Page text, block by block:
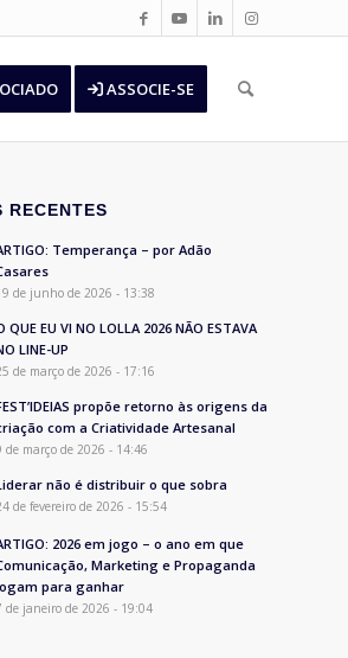
ASSOCIE-SE
RECENTES
Temperança – por Adão
de junho de 2026 - 13:38
QUE EU VI NO LOLLA 2026 NÃO ESTAVA
LINE-UP
de março de 2026 - 17:16
propõe retorno às origens da
com a Criatividade Artesanal
de março de 2026 - 14:46
não é distribuir o que sobra
de fevereiro de 2026 - 15:54
2026 em jogo – o ano em que
Marketing e Propaganda
para ganhar
de janeiro de 2026 - 19:04